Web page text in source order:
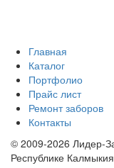
Главная
Каталог
Портфолио
Прайс лист
Ремонт заборов
Контакты
© 2009-2026 Лидер-
Республике